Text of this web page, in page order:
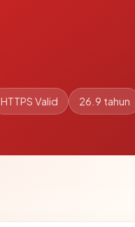
HTTPS Valid 26.9 tahun